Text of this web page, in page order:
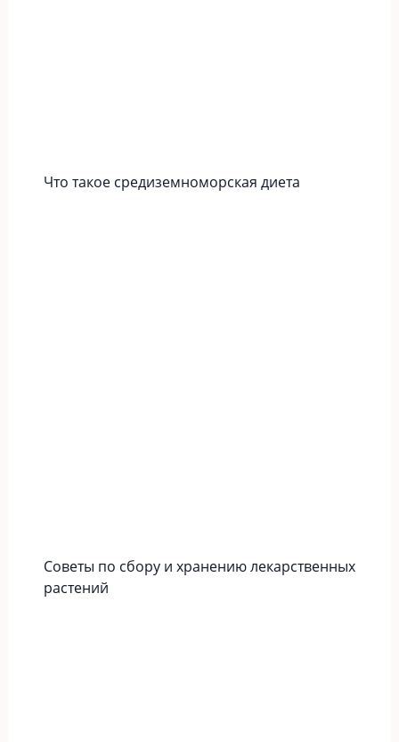
Что такое средиземноморская диета
Советы по сбору и хранению лекарственных
растений